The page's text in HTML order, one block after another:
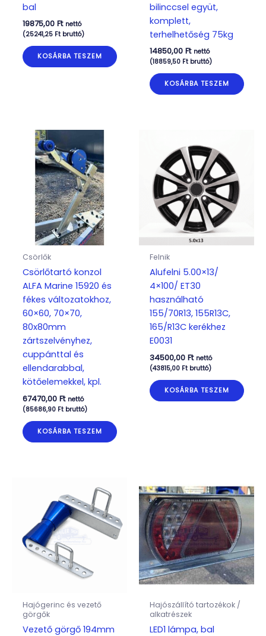
bal
19875,00 Ft nettó
(25241,25 Ftbruttó)
KOSÁRBA TESZEM
bilinccsel együt,
komplett,
terhelhetőség 75kg
14850,00 Ft nettó
(18859,50 Ftbruttó)
KOSÁRBA TESZEM
Csörlők
Csörlőtartó konzol
ALFA Marine 15920 és
fékes változatokhoz,
60×60, 70×70,
80x80mm
zártszelvényhez,
cuppánttal és
ellendarabbal,
kötőelemekkel, kpl.
67470,00 Ft nettó
(85686,90 Ftbruttó)
KOSÁRBA TESZEM
Felnik
Alufelni 5.00×13/
4×100/ ET30
használható
155/70R13, 155R13C,
165/R13C kerékhez
E0031
34500,00 Ft nettó
(43815,00 Ftbruttó)
KOSÁRBA TESZEM
Hajógerinc és vezető
görgők
Vezető görgő 194mm
Hajószállító tartozékok /
alkatrészek
LED1 lámpa, bal